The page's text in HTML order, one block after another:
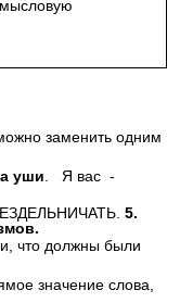
заменить одним
уши . Я вас -
5.
что должны были
значение слова,